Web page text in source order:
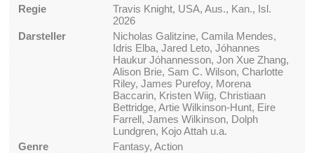
Regie
Travis Knight, USA, Aus., Kan., Isl.
2026
Darsteller
Nicholas Galitzine, Camila Mendes,
Idris Elba, Jared Leto, Jóhannes
Haukur Jóhannesson, Jon Xue Zhang,
Alison Brie, Sam C. Wilson, Charlotte
Riley, James Purefoy, Morena
Baccarin, Kristen Wiig, Christiaan
Bettridge, Artie Wilkinson-Hunt, Eire
Farrell, James Wilkinson, Dolph
Lundgren, Kojo Attah u.a.
Genre
Fantasy, Action